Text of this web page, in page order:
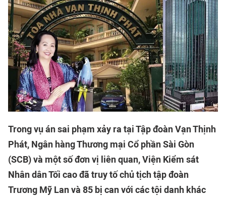
Trong vụ án sai phạm xảy ra tại Tập đoàn Vạn Thịnh
Phát, Ngân hàng Thương mại Cổ phần Sài Gòn
(SCB) và một số đơn vị liên quan, Viện Kiểm sát
Nhân dân Tối cao đã truy tố chủ tịch tập đoàn
Trương Mỹ Lan và 85 bị can với các tội danh khác